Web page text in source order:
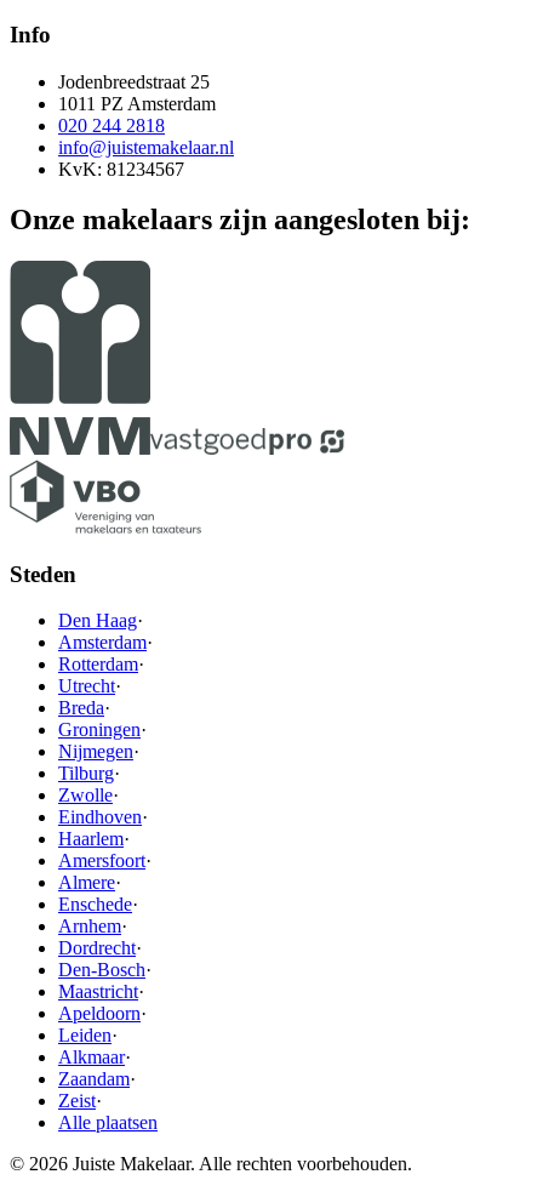
Info
Jodenbreedstraat 25
1011 PZ Amsterdam
020 244 2818
info@juistemakelaar.nl
KvK: 81234567
Onze makelaars zijn aangesloten bij:
Steden
Den Haag·
Amsterdam·
Rotterdam·
Utrecht·
Breda·
Groningen·
Nijmegen·
Tilburg·
Zwolle·
Eindhoven·
Haarlem·
Amersfoort·
Almere·
Enschede·
Arnhem·
Dordrecht·
Den-Bosch·
Maastricht·
Apeldoorn·
Leiden·
Alkmaar·
Zaandam·
Zeist·
Alle plaatsen
© 2026 Juiste Makelaar. Alle rechten voorbehouden.